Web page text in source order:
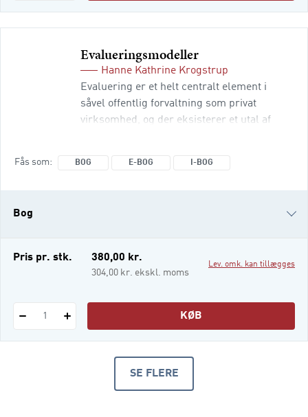
Evalueringsmodeller
Hanne Kathrine Krogstrup
Evaluering er et helt centralt element i
såvel offentlig forvaltning som privat
virksomhed, og der eksisterer et utal af
Fås som BOG E-BOG I-BOG
Bog
e-bog
Pris pr. stk. 380,00 kr.
304,00 kr. ekskl. moms
Lev. omk. kan tillægges
1 KØB
SE FLERE